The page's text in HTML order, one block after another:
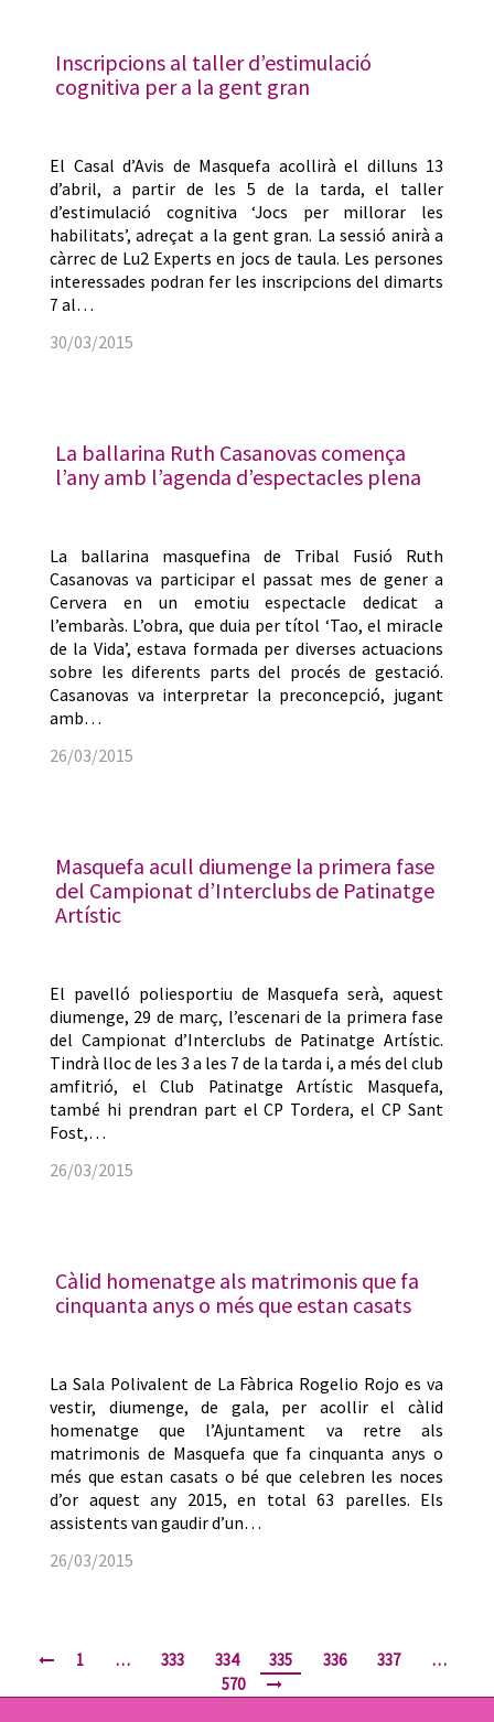
Inscripcions al taller d’estimulació
cognitiva per a la gent gran
El Casal d’Avis de Masquefa acollirà el dilluns 13
d’abril, a partir de les 5 de la tarda, el taller
d’estimulació cognitiva ‘Jocs per millorar les
habilitats’, adreçat a la gent gran. La sessió anirà a
càrrec de Lu2 Experts en jocs de taula. Les persones
interessades podran fer les inscripcions del dimarts
7 al…
30/03/2015
La ballarina Ruth Casanovas comença
l’any amb l’agenda d’espectacles plena
La ballarina masquefina de Tribal Fusió Ruth
Casanovas va participar el passat mes de gener a
Cervera en un emotiu espectacle dedicat a
l’embaràs. L’obra, que duia per títol ‘Tao, el miracle
de la Vida’, estava formada per diverses actuacions
sobre les diferents parts del procés de gestació.
Casanovas va interpretar la preconcepció, jugant
amb…
26/03/2015
Masquefa acull diumenge la primera fase
del Campionat d’Interclubs de Patinatge
Artístic
El pavelló poliesportiu de Masquefa serà, aquest
diumenge, 29 de març, l’escenari de la primera fase
del Campionat d’Interclubs de Patinatge Artístic.
Tindrà lloc de les 3 a les 7 de la tarda i, a més del club
amfitrió, el Club Patinatge Artístic Masquefa,
també hi prendran part el CP Tordera, el CP Sant
Fost,…
26/03/2015
Càlid homenatge als matrimonis que fa
cinquanta anys o més que estan casats
La Sala Polivalent de La Fàbrica Rogelio Rojo es va
vestir, diumenge, de gala, per acollir el càlid
homenatge que l’Ajuntament va retre als
matrimonis de Masquefa que fa cinquanta anys o
més que estan casats o bé que celebren les noces
d’or aquest any 2015, en total 63 parelles. Els
assistents van gaudir d’un…
26/03/2015
1 … 333 334 335 336 337
…
570